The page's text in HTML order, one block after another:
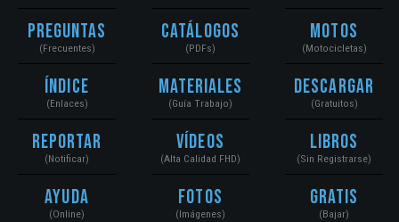
Preguntas
(Frecuentes)
Índice
(Enlaces)
Reportar
(Notificar)
Ayuda
(Online)
Catálogos
(PDFs)
Materiales
(Guía Trabajo)
Vídeos
(Alta Calidad FHD)
Fotos
(Imágenes)
Motos
(Motocicletas)
Descargar
(Gratuitos)
Libros
(Sin Registrarse)
Gratis
(Bajar)